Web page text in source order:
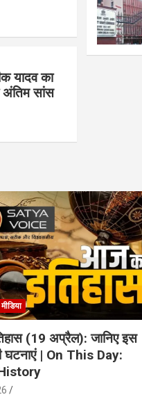
यादव का
अंतिम सांस
(19 अप्रैल): जानिए इस
घटनाएं | On This Day: